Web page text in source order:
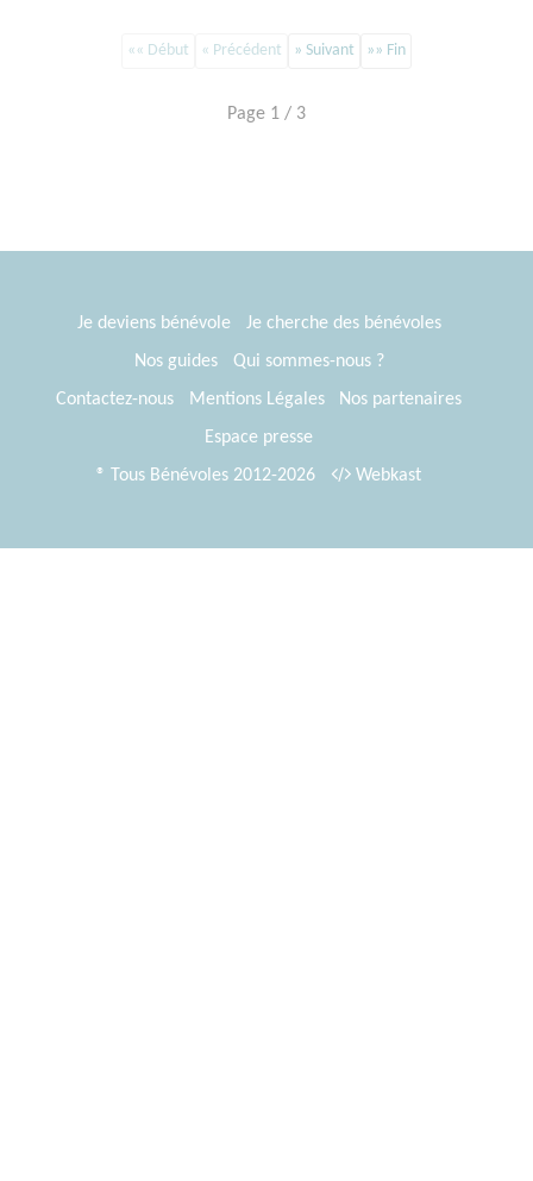
«« Début « Précédent » Suivant »» Fin
Page 1 / 3
Je deviens bénévole
Je cherche des bénévoles
Nos guides
Qui sommes-nous ?
Contactez-nous
Mentions Légales
Nos partenaires
Espace presse
® Tous Bénévoles 2012-2026
Webkast